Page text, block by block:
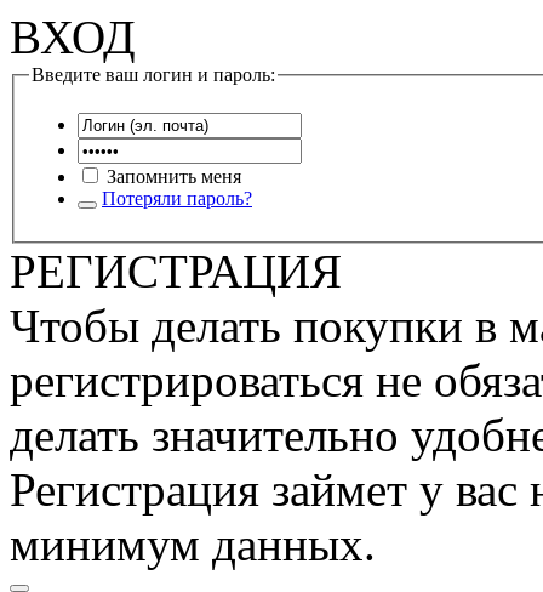
ВХОД
Введите ваш логин и пароль:
Запомнить меня
Потеряли пароль?
РЕГИСТРАЦИЯ
Чтобы делать покупки в
регистрироваться не
делать значительно
Регистрация займет у
минимум данных.